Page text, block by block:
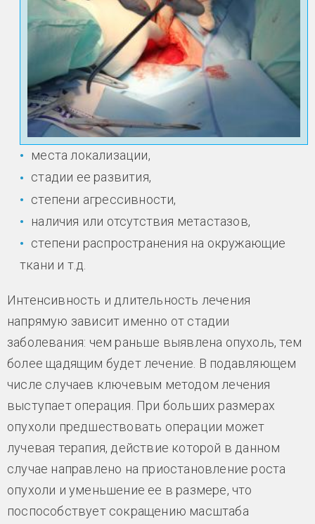
места локализации,
стадии ее развития,
степени агрессивности,
наличия или отсутствия метастазов,
степени распространения на окружающие
ткани и т.д.
Интенсивность и длительность лечения
напрямую зависит именно от стадии
заболевания: чем раньше выявлена опухоль, тем
более щадящим будет лечение. В подавляющем
числе случаев ключевым методом лечения
выступает операция. При больших размерах
опухоли предшествовать операции может
лучевая терапия, действие которой в данном
случае направлено на приостановление роста
опухоли и уменьшение ее в размере, что
поспособствует сокращению масштаба